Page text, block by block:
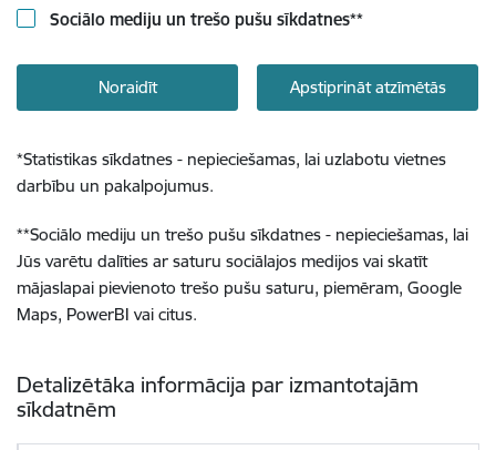
Sociālo mediju un trešo pušu sīkdatnes**
Noraidīt Apstiprināt atzīmētās
*Statistikas sīkdatnes - nepieciešamas, lai uzlabotu vietnes
darbību un pakalpojumus.
**Sociālo mediju un trešo pušu sīkdatnes - nepieciešamas, lai
Jūs varētu dalīties ar saturu sociālajos medijos vai skatīt
mājaslapai pievienoto trešo pušu saturu, piemēram, Google
Maps, PowerBI vai citus.
Detalizētāka informācija par izmantotajām
sīkdatnēm